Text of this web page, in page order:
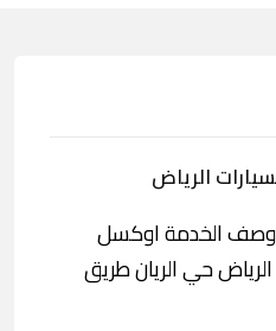
الرياض
مستوى أسعار الخدمة 2 وصف الخدمة اوكسل
الرياض حي الريان طريق